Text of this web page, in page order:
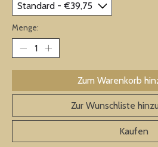
Menge:
Zum Warenkorb
Zur Wunschliste
Kaufen